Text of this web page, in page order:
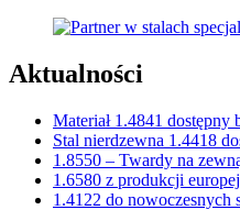
Aktualności
Materiał 1.4841 dostępny
Stal nierdzewna 1.4418
1.8550 – Twardy na
1.6580 z produkcji
1.4122 do nowoczesnych